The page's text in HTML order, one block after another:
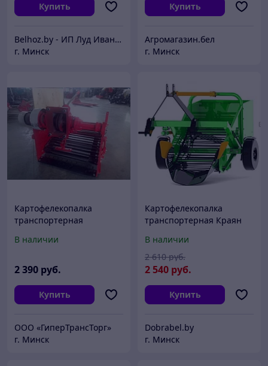
Купить
Belhoz.by - ИП Луд Иван Григорьевич.
г. Минск
Купить
Агромагазин.бел
г. Минск
Картофелекопалка
транспортерная
минитрактора
В наличии
2 390 руб.
Купить
ООО «ГиперТрансТорг»
г. Минск
Картофелекопалка
транспортерная Краян
В наличии
2 540 руб.
2 610 руб.
Купить
Dobrabel.by
г. Минск